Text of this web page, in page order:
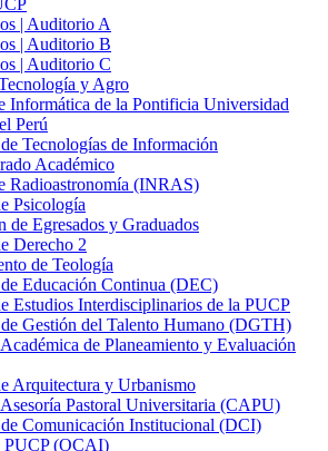
| Auditorio A
| Auditorio B
| Auditorio C
y Agro
Informática de la Pontificia Universidad
Perú
Tecnologías de Información
Académico
Radioastronomía (INRAS)
Psicología
de Egresados y Graduados
Derecho 2
de Teología
Educación Continua (DEC)
Estudios Interdisciplinarios de la PUCP
Gestión del Talento Humano (DGTH)
de Planeamiento y Evaluación
Arquitectura y Urbanismo
Pastoral Universitaria (CAPU)
Comunicación Institucional (DCI)
PUCP (OCAI)